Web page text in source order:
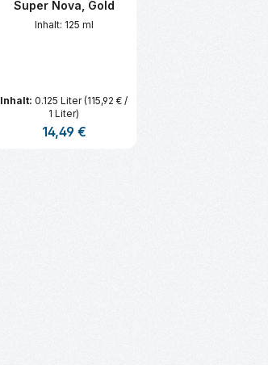
Super Nova, Gold
Inhalt: 125 ml
Inhalt:0.125 Liter(115,92 € /
1 Liter)
Regulärer Preis:
14,49 €